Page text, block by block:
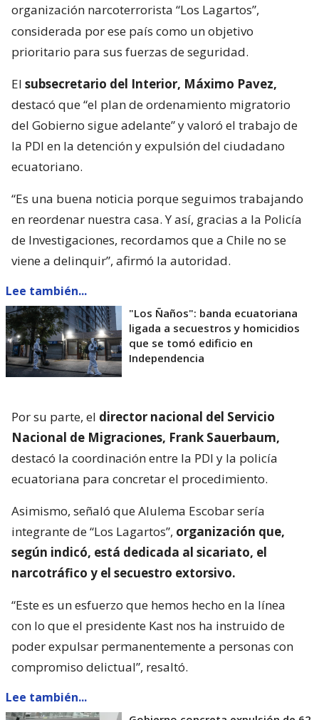
organización narcoterrorista “Los Lagartos”,
considerada por ese país como un objetivo
prioritario para sus fuerzas de seguridad.
El subsecretario del Interior, Máximo Pavez,
destacó que “el plan de ordenamiento migratorio
del Gobierno sigue adelante” y valoró el trabajo de
la PDI en la detención y expulsión del ciudadano
ecuatoriano.
“Es una buena noticia porque seguimos trabajando
en reordenar nuestra casa. Y así, gracias a la Policía
de Investigaciones, recordamos que a Chile no se
viene a delinquir”, afirmó la autoridad.
Lee también...
"Los Ñaños": banda ecuatoriana
ligada a secuestros y homicidios
que se tomó edificio en
Independencia
Por su parte, el director nacional del Servicio
Nacional de Migraciones, Frank Sauerbaum,
destacó la coordinación entre la PDI y la policía
ecuatoriana para concretar el procedimiento.
Asimismo, señaló que Alulema Escobar sería
integrante de “Los Lagartos”, organización que,
según indicó, está dedicada al sicariato, el
narcotráfico y el secuestro extorsivo.
“Este es un esfuerzo que hemos hecho en la línea
con lo que el presidente Kast nos ha instruido de
poder expulsar permanentemente a personas con
compromiso delictual”, resaltó.
Lee también...